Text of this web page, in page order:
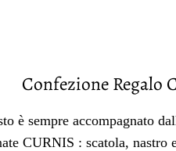
Confezione Regalo
è sempre accompagnato
CURNIS : scatola, nastro